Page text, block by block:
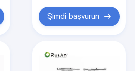
Şimdi başvurun